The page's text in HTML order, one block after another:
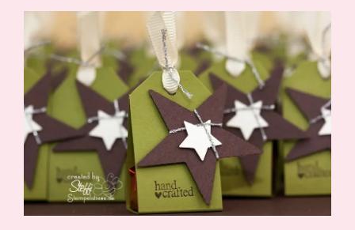
Angebote
Demonstrator werden
Blog
Gutscheine
Produkte erklärt
Über mich
Über Stampin’ Up!